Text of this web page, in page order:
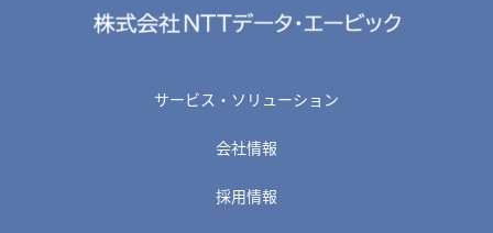
サービス・ソリューション
会社情報
採用情報